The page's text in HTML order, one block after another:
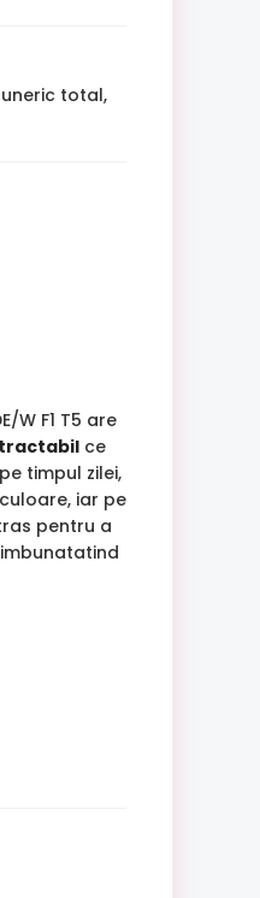
total,
W F1 T5 are
ce
timpul zilei,
iar pe
pentru a